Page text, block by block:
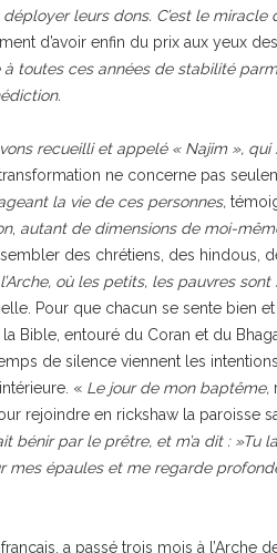
leurs dons. C’est le
d’avoir enfin du prix aux yeux
à toutes ces années de stabilité
recueilli et appelé « Najim »,
ne concerne pas
la vie de ces personnes,
, autant de dimensions de moi-
des chrétiens, des hindous,
où les petits, les pauvres
Pour que chacun se sente bien
Bible, entouré du Coran et du
de silence viennent les
« Le jour de mon baptême,
rejoindre en rickshaw la paroisse
bénir par le prêtre, et m’a dit :
mes épaules et me regarde
a passé trois mois à l’Arche